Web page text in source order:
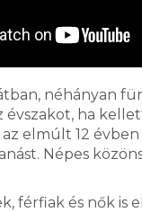
néhányan
évszakot, ha
elmúlt 12
Népes
férfiak és nők is